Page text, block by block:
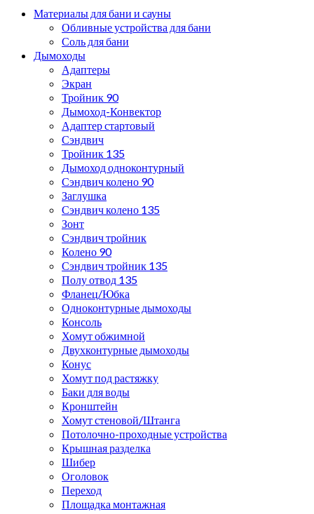
Материалы для бани и сауны
Обливные устройства для бани
Соль для бани
Дымоходы
Адаптеры
Экран
Тройник 90
Дымоход-Конвектор
Адаптер стартовый
Сэндвич
Тройник 135
Дымоход одноконтурный
Сэндвич колено 90
Заглушка
Сэндвич колено 135
Зонт
Сэндвич тройник
Колено 90
Сэндвич тройник 135
Полу отвод 135
Фланец/Юбка
Одноконтурные дымоходы
Консоль
Хомут обжимной
Двухконтурные дымоходы
Конус
Хомут под растяжку
Баки для воды
Кронштейн
Хомут стеновой/Штанга
Потолочно-проходные устройства
Крышная разделка
Шибер
Оголовок
Переход
Площадка монтажная